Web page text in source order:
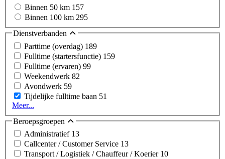
Binnen 50 km 157
Binnen 100 km 295
Dienstverbanden
Parttime (overdag) 189
Fulltime (startersfunctie) 159
Fulltime (ervaren) 99
Weekendwerk 82
Avondwerk 59
Tijdelijke fulltime baan 51
Meer...
Beroepsgroepen
Administratief 13
Callcenter / Customer Service 13
Transport / Logistiek / Chauffeur / Koerier 10